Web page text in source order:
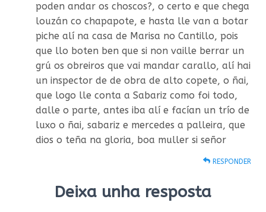
poden andar os choscos?, o certo e que chega
louzán co chapapote, e hasta lle van a botar
piche alí na casa de Marisa no Cantillo, pois
que llo boten ben que si non vaille berrar un
grú os obreiros que vai mandar carallo, alí hai
un inspector de de obra de alto copete, o ñai,
que logo lle conta a Sabariz como foi todo,
dalle o parte, antes iba alí e facían un trío de
luxo o ñai, sabariz e mercedes a palleira, que
dios o teña na gloria, boa muller si señor
RESPONDER
Deixa unha resposta